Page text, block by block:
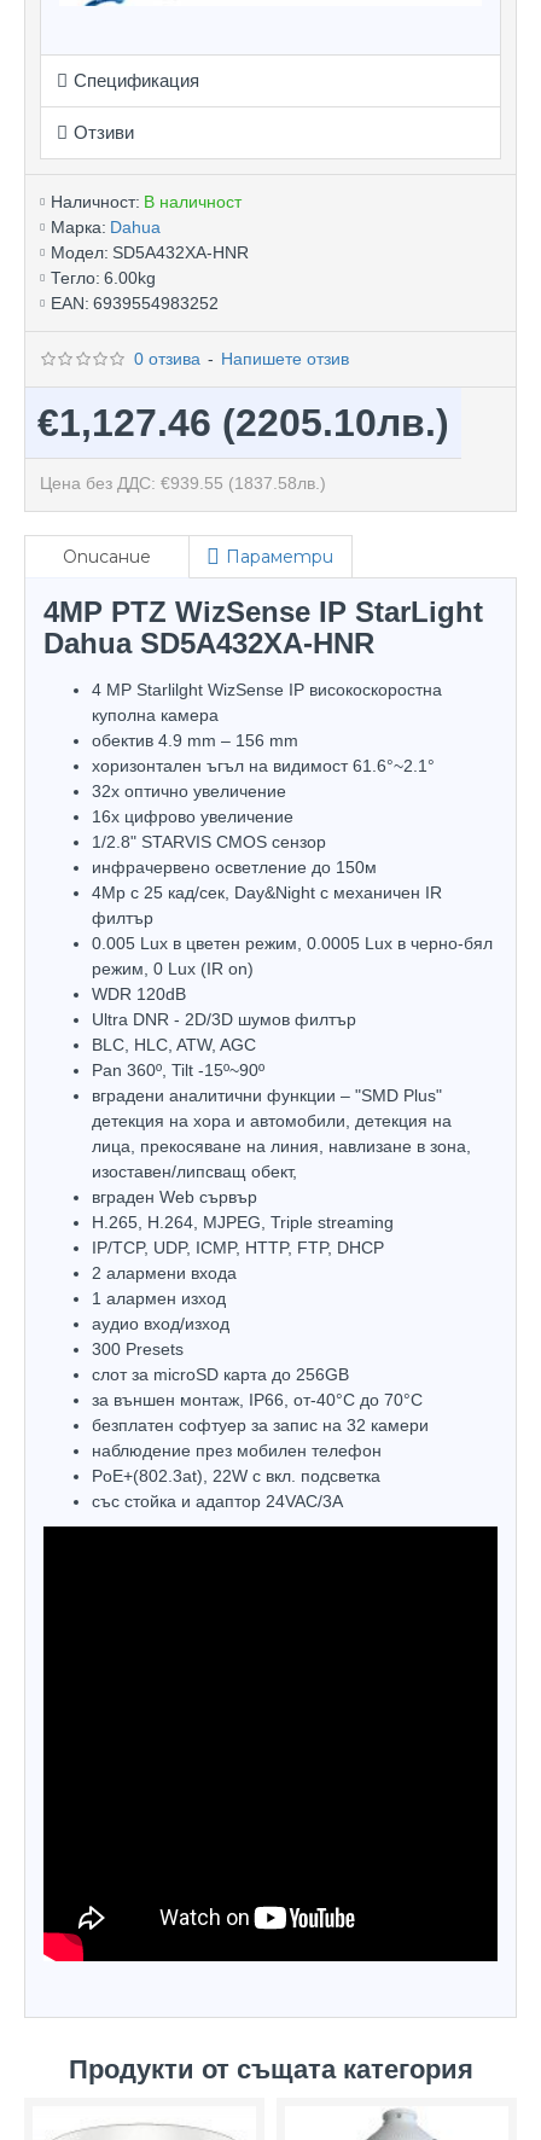
Спецификация
Отзиви
Наличност: В наличност
Марка: Dahua
Модел: SD5A432XA-HNR
Тегло: 6.00kg
EAN: 6939554983252
0 отзива - Напишете отзив
€1,127.46 (2205.10лв.)
Цена без ДДС: €939.55 (1837.58лв.)
Описание Параметри
4MP PTZ WizSense IP StarLight
Dahua SD5A432XA-HNR
4 MP Starlilght WizSense IP високоскоростна
куполна камера
обектив 4.9 mm – 156 mm
хоризонтален ъгъл на видимост 61.6°~2.1°
32х оптично увеличение
16x цифрово увеличение
1/2.8" STARVIS CMOS сензор
инфрачервено осветление до 150м
4Mp с 25 кад/сек, Day&Night с механичен IR
филтър
0.005 Lux в цветен режим, 0.0005 Lux в черно-бял
режим, 0 Lux (IR on)
WDR 120dB
Ultra DNR - 2D/3D шумов филтър
BLC, HLC, ATW, AGC
Pan 360º, Tilt -15º~90º
вградени аналитични функции – "SMD Plus"
детекция на хора и автомобили, детекция на
лица, прекосяване на линия, навлизане в зона,
изоставен/липсващ обект,
вграден Web сървър
H.265, H.264, MJPEG, Triple streaming
IP/TCP, UDP, ICMP, HTTP, FTP, DHCP
2 aлармени входа
1 алармен изход
аудио вход/изход
300 Presets
слот за microSD карта до 256GB
за външен монтаж, IP66, от-40°C до 70°C
безплатен софтуер за запис на 32 камери
наблюдение през мобилен телефон
PoE+(802.3at), 22W с вкл. подсветка
със стойка и адаптор 24VAC/3A
Продукти от същата категория